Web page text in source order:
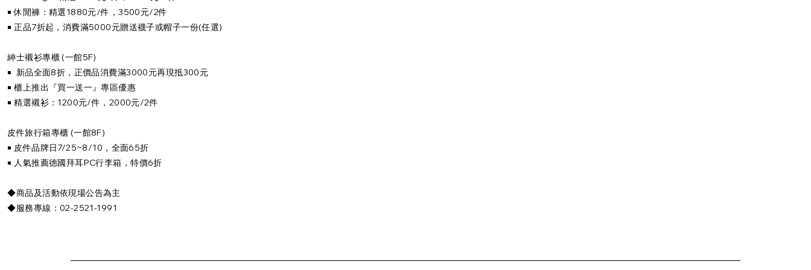
￭ 休閒褲：精選1880元/件，3500元/2件
￭ 正品7折起，消費滿5000元贈送襪子或帽子一份(任選)
紳士襯衫專櫃 (一館5F)
￭ 新品全面8折，正價品消費滿3000元再現抵300元
￭ 櫃上推出『買一送一』專區優惠
￭ 精選襯衫：1200元/件，2000元/2件
皮件旅行箱專櫃 (一館8F)
￭ 皮件品牌日7/25~8/10，全面65折
￭ 人氣推薦德國拜耳PC行李箱，特價6折
◆商品及活動依現場公告為主
◆服務專線：02-2521-1991